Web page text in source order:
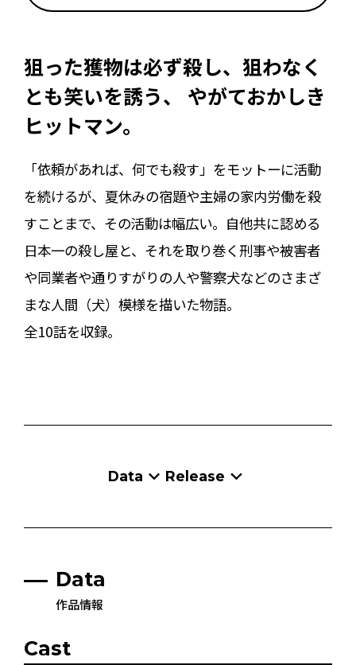
狙った獲物は必ず殺し、狙わなく
とも笑いを誘う、 やがておかしき
ヒットマン。
「依頼があれば、何でも殺す」をモットーに活動
を続けるが、夏休みの宿題や主婦の家内労働を殺
すことまで、その活動は幅広い。自他共に認める
日本一の殺し屋と、それを取り巻く刑事や被害者
や同業者や通りすがりの人や警察犬などのさまざ
まな人間（犬）模様を描いた物語。
全10話を収録。
Data Release
Data
作品情報
Cast